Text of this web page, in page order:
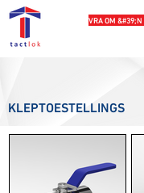
VRA OM
KLEPTOESTELLINGS